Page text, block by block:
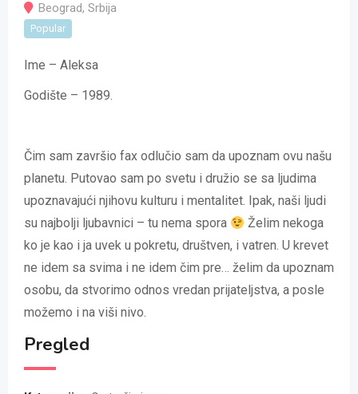
Beograd, Srbija
Popular
Ime – Aleksa
Godište – 1989.
Čim sam završio fax odlučio sam da upoznam ovu našu
planetu. Putovao sam po svetu i družio se sa ljudima
upoznavajući njihovu kulturu i mentalitet. Ipak, naši ljudi
su najbolji ljubavnici – tu nema spora
Želim nekoga
ko je kao i ja uvek u pokretu, društven, i vatren. U krevet
ne idem sa svima i ne idem čim pre… želim da upoznam
osobu, da stvorimo odnos vredan prijateljstva, a posle
možemo i na viši nivo.
Pregled